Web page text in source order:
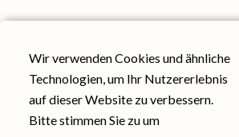
© 2025 Eventsmaringel |
Instagram
English
Wir verwenden Cookies und ähnliche
Technologien, um Ihr Nutzererlebnis
auf dieser Website zu verbessern.
Bitte stimmen Sie zu um